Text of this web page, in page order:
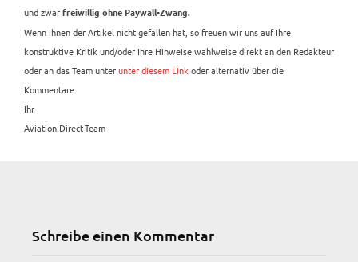
und zwar freiwillig ohne Paywall-Zwang.
Wenn Ihnen der Artikel nicht gefallen hat, so freuen wir uns auf Ihre
konstruktive Kritik und/oder Ihre Hinweise wahlweise direkt an den Redakteur
oder an das Team unterunter diesem Link oder alternativ über die
Kommentare.
Ihr
Aviation.Direct-Team
Schreibe einen Kommentar